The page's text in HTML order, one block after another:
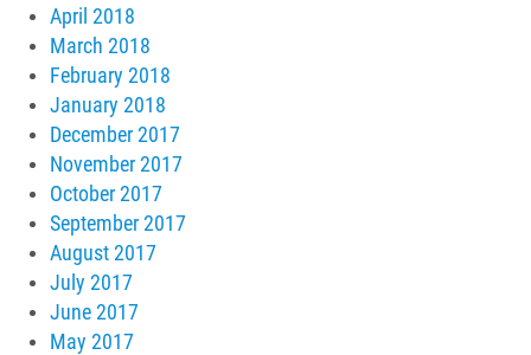
April 2018
March 2018
February 2018
January 2018
December 2017
November 2017
October 2017
September 2017
August 2017
July 2017
June 2017
May 2017